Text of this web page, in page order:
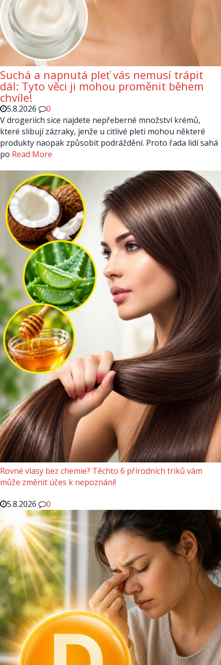
Suchá a napnutá pleť vás nemusí trápit
dál: Tyto věci ji mohou proměnit během
chvíle!
5.8.2026
0
V drogeriích sice najdete nepřeberné množství krémů,
které slibují zázraky, jenže u citlivé pleti mohou některé
produkty naopak způsobit podráždění. Proto řada lidí sahá
po Read More
Rovné vlasy bez chemie? Těchto 6 přírodních triků vám
může změnit účes k nepoznání!
5.8.2026
0